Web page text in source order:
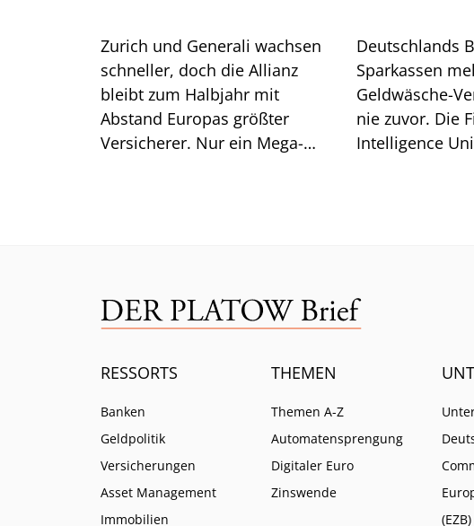
Zurich und Generali wachsen
schneller, doch die Allianz
bleibt zum Halbjahr mit
Abstand Europas größter
Versicherer. Nur ein Mega-
Deutschlands
Sparkassen
Geldwäsche-
nie zuvor. Die
Intelligence
RESSORTS
Banken
Geldpolitik
Versicherungen
Asset Management
Immobilien
THEMEN
Themen A-Z
Automatensprengung
Digitaler Euro
Zinswende
(EZB)